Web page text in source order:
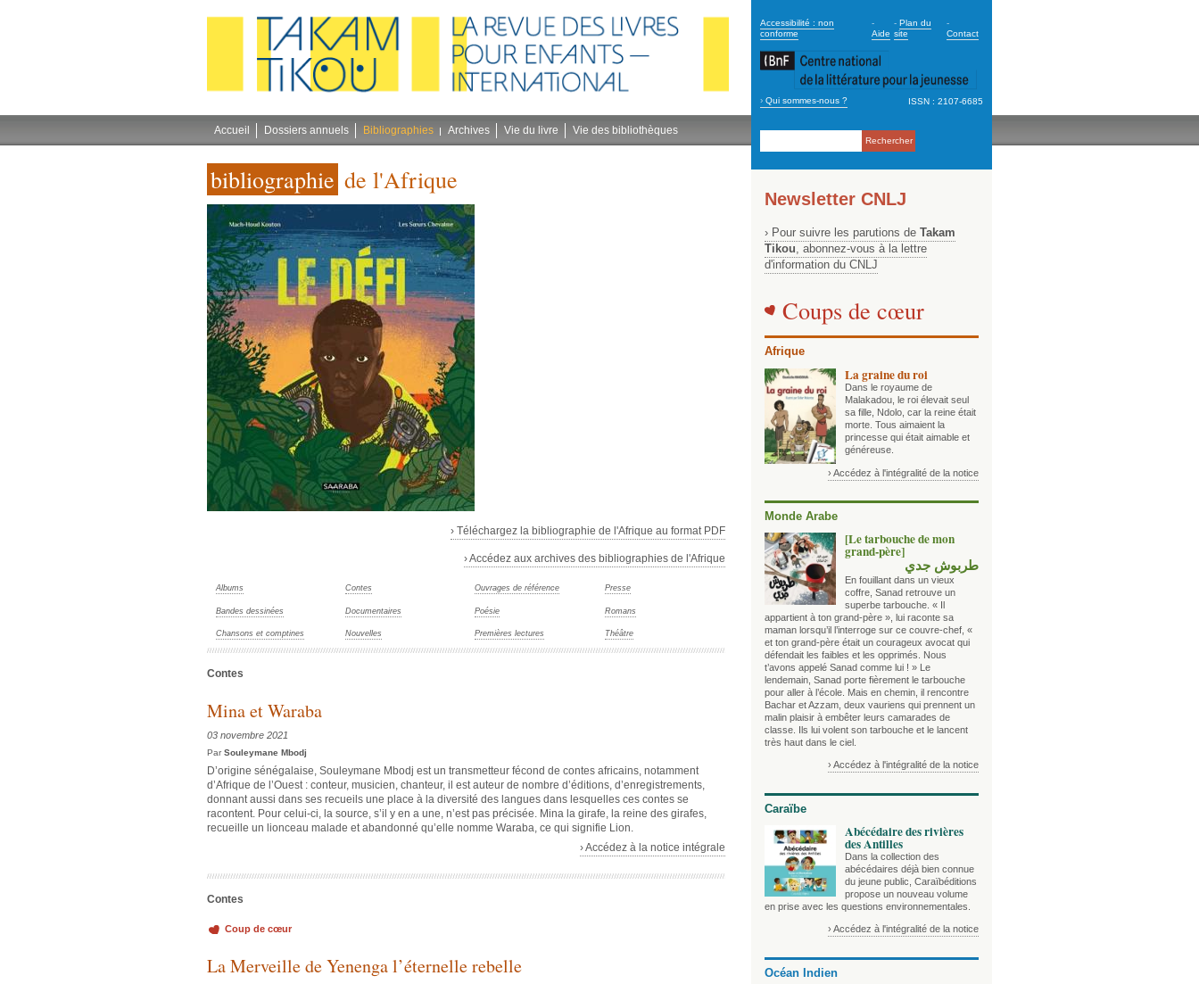
secondary_2
Accessibilité : non
conforme
-
Aide
-Plan du
site
-
Contact
Navigation
› Qui sommes-nous ? ISSN : 2107-6685
Accueil Dossiers annuels Bibliographies Archives Vie du livre Vie des bibliothèques
bibliographie de l'Afrique
› Téléchargez la bibliographie de l'Afrique au format PDF
› Accédez aux archives des bibliographies de l'Afrique
Albums
Bandes dessinées
Chansons et comptines
Contes
Documentaires
Nouvelles
Ouvrages de référence
Poésie
Premières lectures
Presse
Romans
Théâtre
Contes
Mina et Waraba
03 novembre 2021
ParSouleymane Mbodj
D’origine sénégalaise, Souleymane Mbodj est un transmetteur fécond de contes africains, notamment
d’Afrique de l’Ouest : conteur, musicien, chanteur, il est auteur de nombre d’éditions, d’enregistrements,
donnant aussi dans ses recueils une place à la diversité des langues dans lesquelles ces contes se
racontent. Pour celui-ci, la source, s’il y en a une, n’est pas précisée. Mina la girafe, la reine des girafes,
recueille un lionceau malade et abandonné qu’elle nomme Waraba, ce qui signifie Lion.
› Accédez à la notice intégrale
Contes
Coup de cœur
La Merveille de Yenenga l’éternelle rebelle
Newsletter CNLJ
› Pour suivre les parutions de Takam
Tikou, abonnez-vous à la lettre
d'information du CNLJ
Coups de cœur
Afrique
La graine du roi
Dans le royaume de
Malakadou, le roi élevait seul
sa fille, Ndolo, car la reine était
morte. Tous aimaient la
princesse qui était aimable et
généreuse.
› Accédez à l'intégralité de la notice
Monde Arabe
[Le tarbouche de mon
grand-père]
طربوش جدي
En fouillant dans un vieux
coffre, Sanad retrouve un
superbe tarbouche. « Il
appartient à ton grand-père », lui raconte sa
maman lorsqu’il l’interroge sur ce couvre-chef, «
et ton grand-père était un courageux avocat qui
défendait les faibles et les opprimés. Nous
t’avons appelé Sanad comme lui ! » Le
lendemain, Sanad porte fièrement le tarbouche
pour aller à l’école. Mais en chemin, il rencontre
Bachar et Azzam, deux vauriens qui prennent un
malin plaisir à embêter leurs camarades de
classe. Ils lui volent son tarbouche et le lancent
très haut dans le ciel.
› Accédez à l'intégralité de la notice
Caraïbe
Abécédaire des rivières
des Antilles
Dans la collection des
abécédaires déjà bien connue
du jeune public, Caraïbéditions
propose un nouveau volume
en prise avec les questions environnementales.
› Accédez à l'intégralité de la notice
Océan Indien